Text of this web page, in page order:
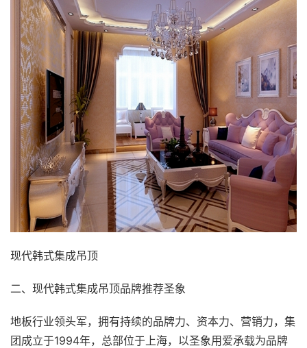
现代韩式集成吊顶
二、现代韩式集成吊顶品牌推荐圣象
地板行业领头军，拥有持续的品牌力、资本力、营销力，集
团成立于1994年，总部位于上海，以圣象用爱承载为品牌